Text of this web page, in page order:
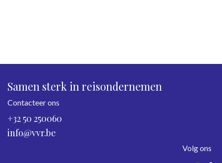
Samen sterk in reisondernemen
Contacteer ons
+32 50 250060
info@vvr.be
Volg ons